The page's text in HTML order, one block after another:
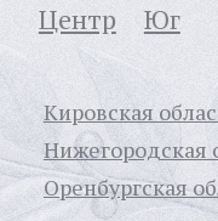
Центр
Юг
Кировская
Нижегородская
Оренбургская